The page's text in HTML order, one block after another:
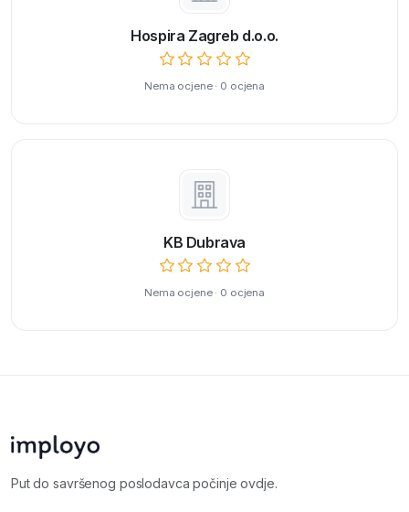
Hospira Zagreb d.o.o.
Nema ocjene · 0 ocjena
KB Dubrava
Nema ocjene · 0 ocjena
Put do savršenog poslodavca počinje ovdje.